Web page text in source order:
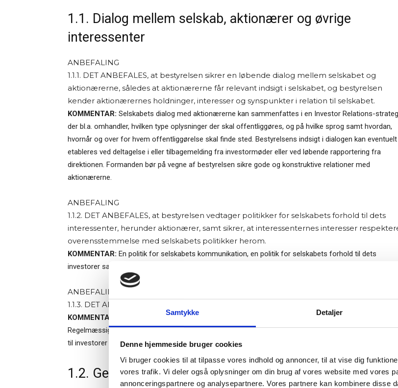
Samtykke Detaljer
Denne hjemmeside bruger cookies
Vi bruger cookies til at tilpasse vores indhold og annoncer, til at vise dig
vores trafik. Vi deler også oplysninger om din brug af vores website med vores
annonceringspartnere og analysepartnere. Vores partnere kan kombinere disse
1.1. Dialog mellem selskab, aktionærer og øvrige
interessenter
ANBEFALING
1.1.1. DET ANBEFALES, at bestyrelsen sikrer en løbende dialog mellem selskabet og
aktionærerne, således at aktionærerne får relevant indsigt i selskabet, og bestyrelsen
kender aktionærernes holdninger, interesser og synspunkter i relation til selskabet.
KOMMENTAR: Selskabets dialog med aktionærerne kan sammenfattes i en Investor Relations-
der bl.a. omhandler, hvilken type oplysninger der skal offentliggøres, og på hvilke sprog samt hvordan,
hvornår og over for hvem offentliggørelse skal finde sted. Bestyrelsens indsigt i dialogen kan eventuelt
etableres ved deltagelse i eller tilbagemelding fra investormøder eller ved løbende rapportering fra
direktionen. Formanden bør på vegne af bestyrelsen sikre gode og konstruktive relationer med
aktionærerne.
ANBEFALING
1.1.2. DET ANBEFALES, at bestyrelsen vedtager politikker for selskabets forhold til dets
interessenter, herunder aktionærer, samt sikrer, at interessenternes interesser
overensstemmelse med selskabets politikker herom.
KOMMENTAR: En politik for selskabets kommunikation, en politik for selskabets forhold til dets
investorer samt en skattepolitik er eksempler på politikker, som bestyrelsen kan vedtage.
ANBEFALING
1.1.3. DET ANBEFALES, at selskabet offentliggør kvartalsrapporter.
KOMMENTAR:
Periodemeddelelser er ikke kvartalsrapporter og anses ikke for at opfylde anbefalingen.
Regelmæssige informationer til markedet om selskabets forhold skaber åbenhed og transparens i
til investorer og øvrige interessenter. Kvartalsrapporter er et væsentligt værktøj til at sikre dette.
1.2. Generalforsamling
– og modtag Ole Borchs bog
“Succes i en dansk bestyrelse”